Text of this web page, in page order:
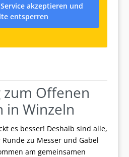
akzeptieren und
entsperren
Offenen
in Winzeln
es besser! Deshalb sind alle,
zu Messer und Gabel
am gemeinsamen